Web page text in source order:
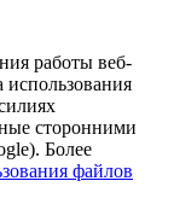
работы веб-
использования
сторонними
Более
файлов